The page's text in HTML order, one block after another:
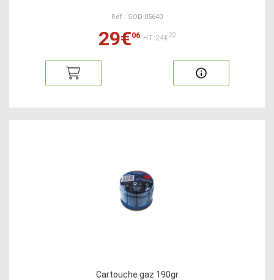
Ref : SOD 05640
29€06 HT:24€22
Cartouche gaz 190gr